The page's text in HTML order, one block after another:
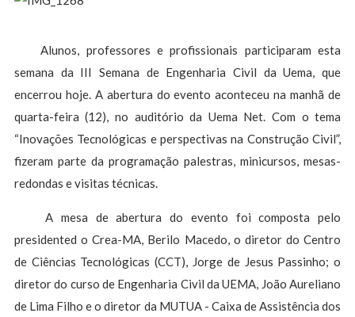
Alunos, professores e profissionais participaram esta
semana da III Semana de Engenharia Civil da Uema, que
encerrou hoje. A abertura do evento aconteceu na manhã de
quarta-feira (12), no auditório da Uema Net. Com o tema
“Inovações Tecnológicas e perspectivas na Construção Civil”,
fizeram parte da programação palestras, minicursos, mesas-
redondas e visitas técnicas.
A mesa de abertura do evento foi composta pelo
presidented o Crea-MA, Berilo Macedo, o diretor do Centro
de Ciências Tecnológicas (CCT), Jorge de Jesus Passinho; o
diretor do curso de Engenharia Civil da UEMA, João Aureliano
de Lima Filho e o diretor da MUTUA - Caixa de Assistência dos